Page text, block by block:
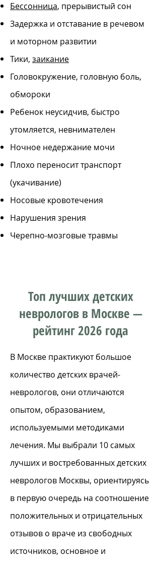
Бессонница, прерывистый сон
Задержка и отставание в речевом
и моторном развитии
Тики, заикание
Головокружение, головную боль,
обмороки
Ребенок неусидчив, быстро
утомляется, невнимателен
Ночное недержание мочи
Плохо переносит транспорт
(укачивание)
Носовые кровотечения
Нарушения зрения
Черепно-мозговые травмы
Топ лучших детских
неврологов в Москве —
рейтинг 2026 года
В Москве практикуют большое
количество детских врачей-
неврологов, они отличаются
опытом, образованием,
используемыми методиками
лечения. Мы выбрали 10 самых
лучших и востребованных детских
неврологов Москвы, ориентируясь
в первую очередь на соотношение
положительных и отрицательных
отзывов о враче из свободных
источников, основное и